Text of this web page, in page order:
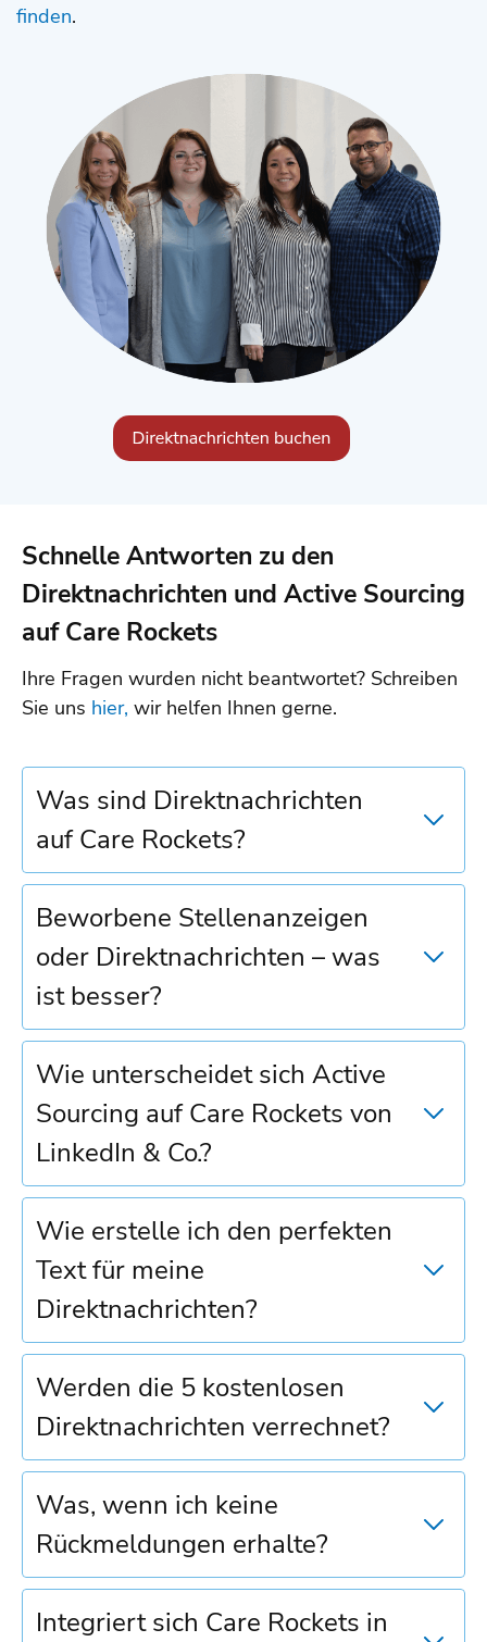
finden.
Schnelle Antworten zu den
Direktnachrichten und Active Sourcing
auf Care Rockets
Ihre Fragen wurden nicht beantwortet? Schreiben
Sie uns hier, wir helfen Ihnen gerne.
Was sind Direktnachrichten
auf Care Rockets?
Beworbene Stellenanzeigen
oder Direktnachrichten – was
ist besser?
Wie unterscheidet sich Active
Sourcing auf Care Rockets von
LinkedIn & Co.?
Wie erstelle ich den perfekten
Text für meine
Direktnachrichten?
Werden die 5 kostenlosen
Direktnachrichten verrechnet?
Was, wenn ich keine
Rückmeldungen erhalte?
Integriert sich Care Rockets in